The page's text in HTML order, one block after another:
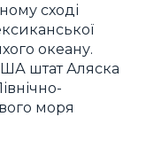
сході
океану.
штат Аляска
моря